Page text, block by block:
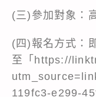
(三)參加對象：
(四)報名方式：
至「https://
119fc3-e299-